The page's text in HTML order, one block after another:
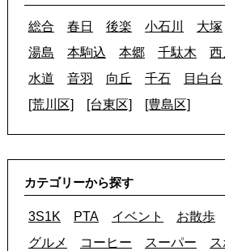
総合 春日 後楽 小石川 大塚
湯島
本駒込 本郷 千駄木 西
水道
音羽 向丘 千石 目白台
[荒川区]
[台東区] [豊島区]
カテゴリーから探す
3S1K PTA イベント お散歩
グルメ
コーヒー スーパー